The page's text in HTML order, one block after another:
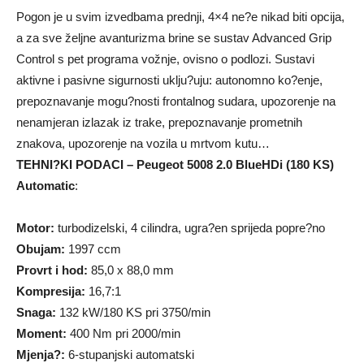
Pogon je u svim izvedbama prednji, 4×4 ne?e nikad biti opcija,
a za sve željne avanturizma brine se sustav Advanced Grip
Control s pet programa vožnje, ovisno o podlozi. Sustavi
aktivne i pasivne sigurnosti uklju?uju: autonomno ko?enje,
prepoznavanje mogu?nosti frontalnog sudara, upozorenje na
nenamjeran izlazak iz trake, prepoznavanje prometnih
znakova, upozorenje na vozila u mrtvom kutu…
TEHNI?KI PODACI – Peugeot 5008 2.0 BlueHDi (180 KS)
Automatic:
Motor: turbodizelski, 4 cilindra, ugra?en sprijeda popre?no
Obujam: 1997 ccm
Provrt i hod: 85,0 x 88,0 mm
Kompresija: 16,7:1
Snaga: 132 kW/180 KS pri 3750/min
Moment: 400 Nm pri 2000/min
Mjenja?: 6-stupanjski automatski